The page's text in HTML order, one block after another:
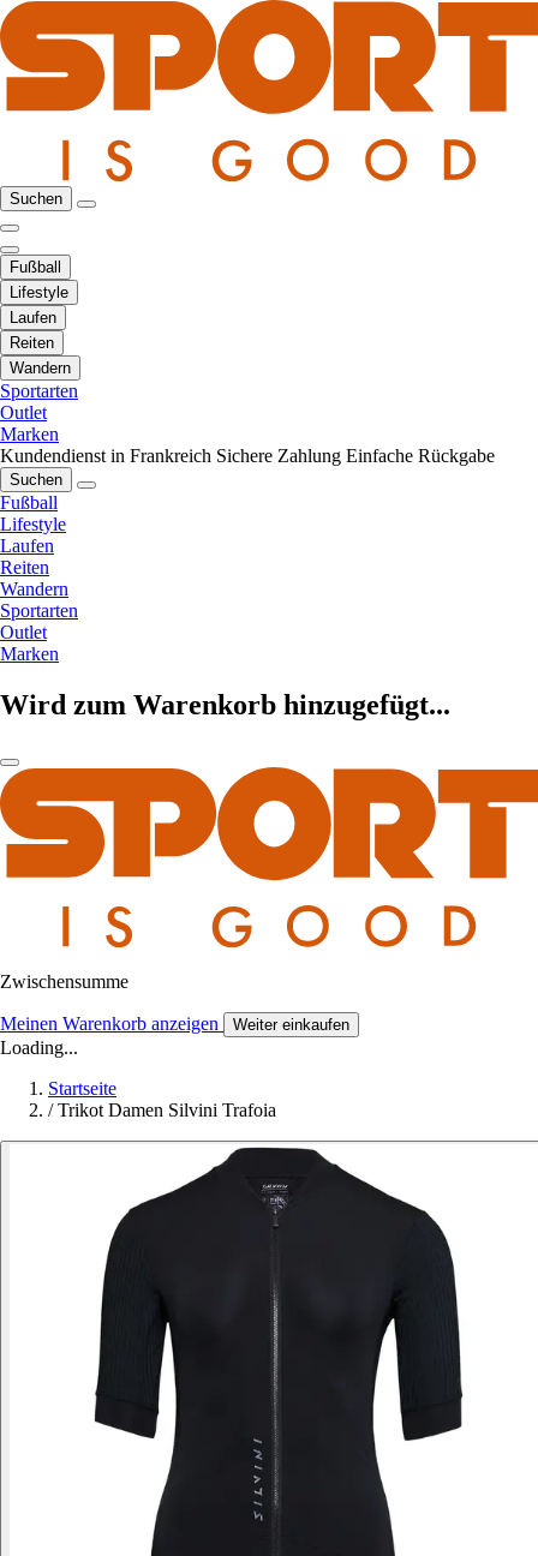
Suchen
Fußball
Lifestyle
Laufen
Reiten
Wandern
Sportarten
Outlet
Marken
Kundendienst in Frankreich Sichere Zahlung Einfache Rückgabe
Suchen
Fußball
Lifestyle
Laufen
Reiten
Wandern
Sportarten
Outlet
Marken
Wird zum Warenkorb hinzugefügt...
Zwischensumme
Meinen Warenkorb anzeigen Weiter einkaufen
Loading...
Startseite
/ Trikot Damen Silvini Trafoia